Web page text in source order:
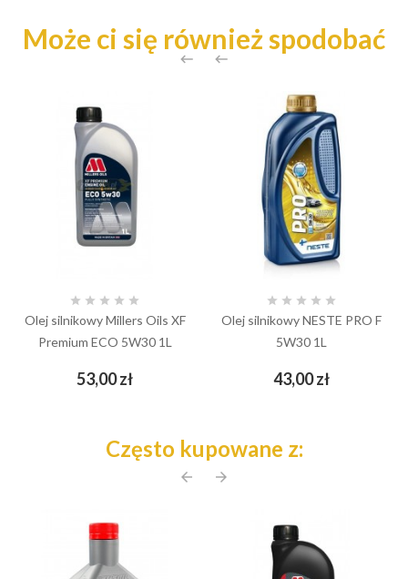
Może ci się również spodobać
 
    
Olej silnikowy Millers Oils XF
Premium ECO 5W30 1L
53,00 złCena
    
Olej silnikowy NESTE PRO F
5W30 1L
43,00 złCena
Często kupowane z:
arrow_back arrow_forward